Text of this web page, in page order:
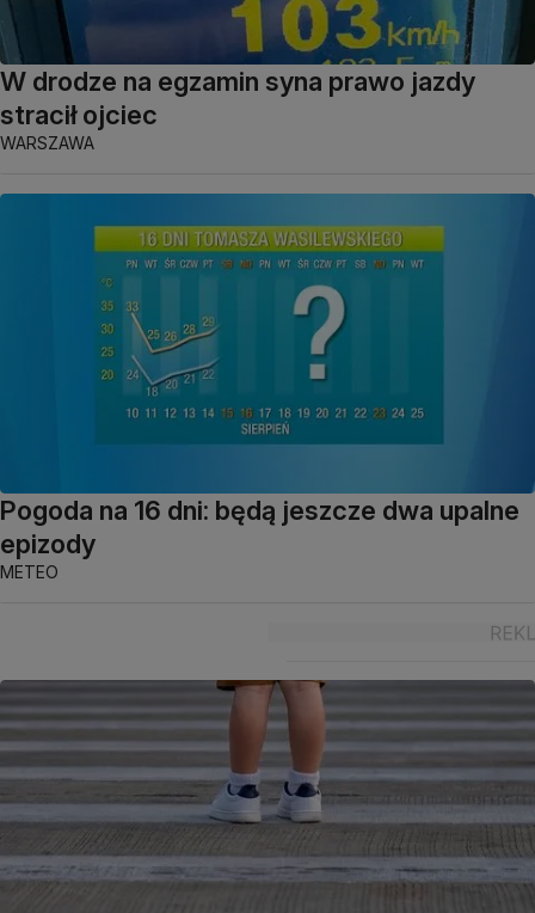
W drodze na egzamin syna prawo jazdy
stracił ojciec
WARSZAWA
Pogoda na 16 dni: będą jeszcze dwa upalne
epizody
METEO